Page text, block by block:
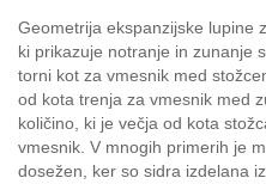
Geometrija ekspanzijske lupine
ki prikazuje notranje in zunanje
torni kot za vmesnik med
od kota trenja za vmesnik med
količino, ki je večja od kota
vmesnik. V mnogih primerih je
dosežen, ker so sidra izdelana